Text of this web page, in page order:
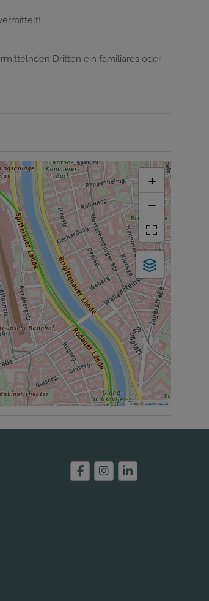
Dritten ein familiäres oder
+
−
Tiles ©basemap.at